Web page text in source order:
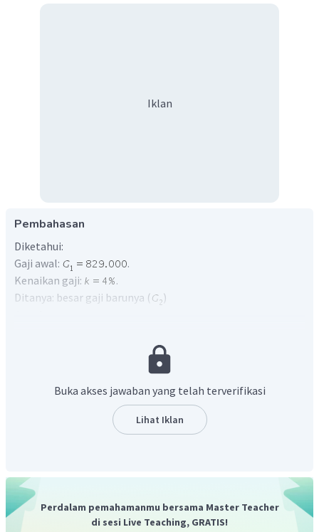
Iklan
Pembahasan
Diketahui:
Gaji awal:
.
Kenaikan gaji:
.
Ditanya: besar gaji barunya (
)
Oleh karena itu, jawaban yang tepat adalah A.
Buka akses jawaban yang telah terverifikasi
Lihat Iklan
Perdalam pemahamanmu bersama Master Teacher
di sesi Live Teaching, GRATIS!